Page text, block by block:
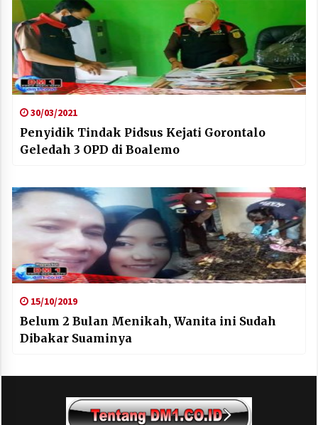
30/03/2021
Penyidik Tindak Pidsus Kejati Gorontalo
Geledah 3 OPD di Boalemo
15/10/2019
Belum 2 Bulan Menikah, Wanita ini Sudah
Dibakar Suaminya